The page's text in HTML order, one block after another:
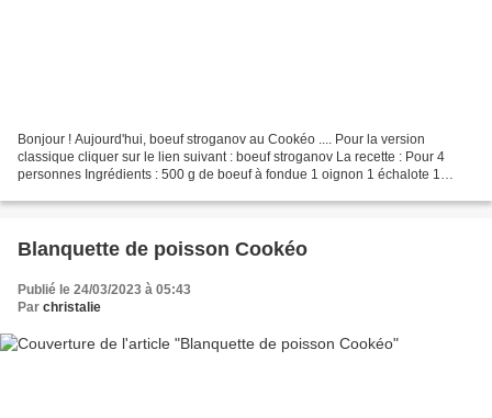
Bonjour ! Aujourd'hui, boeuf stroganov au Cookéo .... Pour la version
classique cliquer sur le lien suivant : boeuf stroganov La recette : Pour 4
personnes Ingrédients : 500 g de boeuf à fondue 1 oignon 1 échalote 1
Blanquette de poisson Cookéo
Publié le 24/03/2023 à 05:43
Par christalie